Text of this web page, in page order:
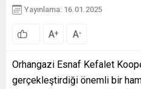
Yayınlama: 16.01.2025
A+ A-
Orhangazi Esnaf Kefalet
gerçekleştirdiği önemli bir